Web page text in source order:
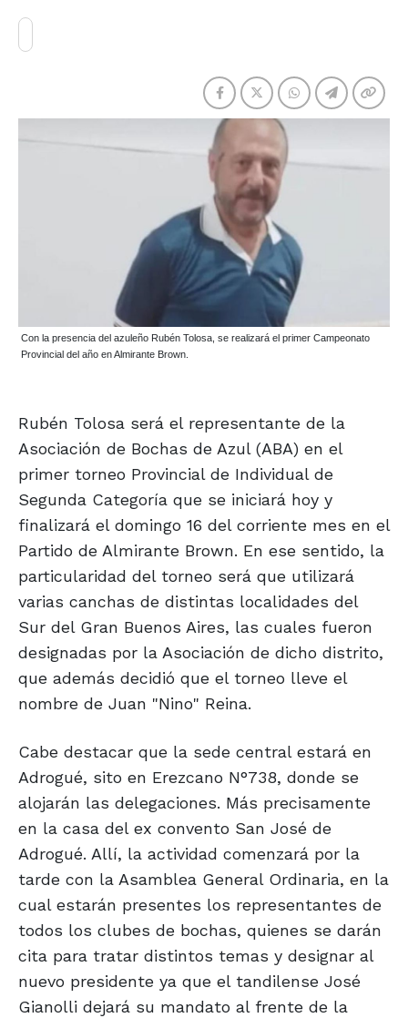
Con la presencia del azuleño Rubén Tolosa, se realizará el primer Campeonato
Provincial del año en Almirante Brown.
Rubén Tolosa será el representante de la
Asociación de Bochas de Azul (ABA) en el
primer torneo Provincial de Individual de
Segunda Categoría que se iniciará hoy y
finalizará el domingo 16 del corriente mes en el
Partido de Almirante Brown. En ese sentido, la
particularidad del torneo será que utilizará
varias canchas de distintas localidades del
Sur del Gran Buenos Aires, las cuales fueron
designadas por la Asociación de dicho distrito,
que además decidió que el torneo lleve el
nombre de Juan "Nino" Reina.
Cabe destacar que la sede central estará en
Adrogué, sito en Erezcano N°738, donde se
alojarán las delegaciones. Más precisamente
en la casa del ex convento San José de
Adrogué. Allí, la actividad comenzará por la
tarde con la Asamblea General Ordinaria, en la
cual estarán presentes los representantes de
todos los clubes de bochas, quienes se darán
cita para tratar distintos temas y designar al
nuevo presidente ya que el tandilense José
Gianolli dejará su mandato al frente de la